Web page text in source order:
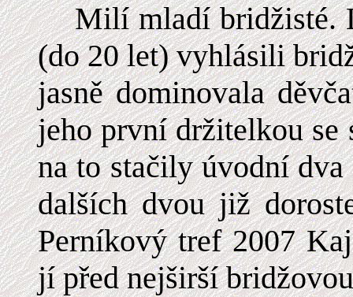
Milí mladí bridžisté.
(do 20 let) vyhlásili
jasně dominovala
jeho první držitelkou se
na to stačily úvodní
dalších dvou již
Perníkový tref 2007
jí před nejširší